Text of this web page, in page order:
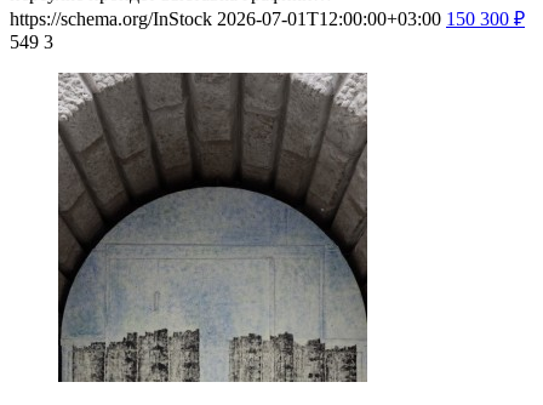
https://schema.org/InStock 2026-07-01T12:00:00+03:00 150 300 ₽
549 3